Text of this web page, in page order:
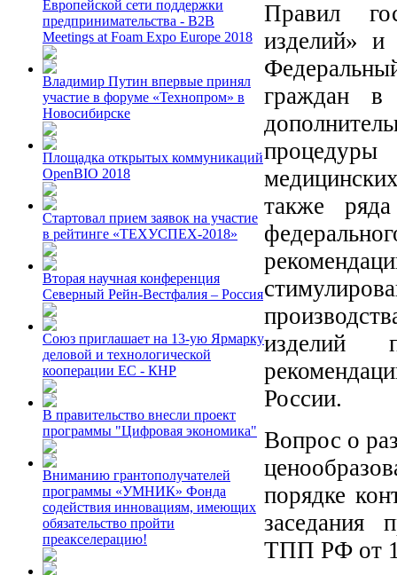
Европейской сети поддержки
предпринимательства - B2B
Meetings at Foam Expo Europe 2018
Владимир Путин впервые принял
участие в форуме «Технопром» в
Новосибирске
Площадка открытых коммуникаций
OpenBIO 2018
Стартовал прием заявок на участие
в рейтинге «ТЕХУСПЕХ-2018»
Вторая научная конференция
Северный Рейн-Вестфалия – Россия
Союз приглашает на 13-ую Ярмарку
деловой и технологической
кооперации ЕС - КНР
В правительство внесли проект
программы "Цифровая экономика"
Вниманию грантополучателей
программы «УМНИК» Фонда
содействия инновациям, имеющих
обязательство пройти
преакселерацию!
Правил
изделий» и
граждан в
процедуры
также ряда
изделий
России.
Вопрос о
порядке
ТПП РФ от